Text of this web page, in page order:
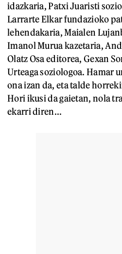
idazkaria, Patxi Juaristi
Larrarte Elkar fundazioko
lehendakaria, Maialen
Imanol Murua kazetaria,
Olatz Osa editorea, Gexan
Urteaga soziologoa. Hamar
ona izan da, eta talde
Hori ikusi da gaietan, nola
ekarri diren...